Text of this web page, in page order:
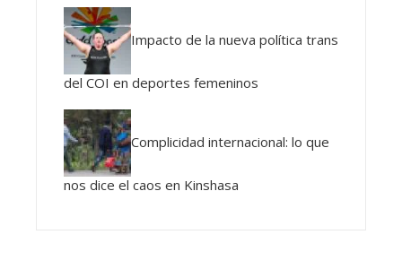
Impacto de la nueva política trans
del COI en deportes femeninos
Complicidad internacional: lo que
nos dice el caos en Kinshasa